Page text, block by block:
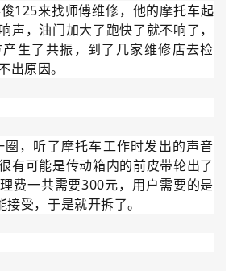
125来找师傅维修，他的摩托车起
声，油门加大了跑快了就不响了，
生了共振，到了几家维修店去检
出原因。
，听了摩托车工作时发出的声音
有可能是传动箱内的前皮带轮出了
费一共需要300元，用户需要的是
受，于是就开拆了。